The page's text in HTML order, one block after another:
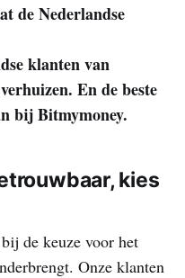
de Nederlandse
klanten van
En de beste
bij Bitmymoney.
kies
de keuze voor het
Onze klanten